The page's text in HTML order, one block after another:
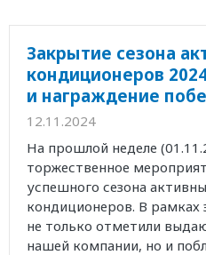
Закрытие сезона
кондиционеров
и награждение
12.11.2024
На прошлой неделе
торжественное
успешного сезона
кондиционеров. В
не только отметили
нашей компании, но и